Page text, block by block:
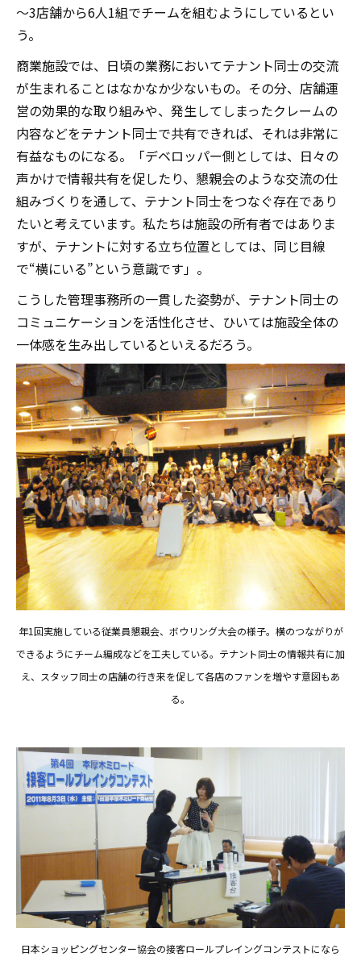
～3店舗から6人1組でチームを組むようにしているとい
う。
商業施設では、日頃の業務においてテナント同士の交流
が生まれることはなかなか少ないもの。その分、店舗運
営の効果的な取り組みや、発生してしまったクレームの
内容などをテナント同士で共有できれば、それは非常に
有益なものになる。「デベロッパー側としては、日々の
声かけで情報共有を促したり、懇親会のような交流の仕
組みづくりを通して、テナント同士をつなぐ存在であり
たいと考えています。私たちは施設の所有者ではありま
すが、テナントに対する立ち位置としては、同じ目線
で“横にいる”という意識です」。
こうした管理事務所の一貫した姿勢が、テナント同士の
コミュニケーションを活性化させ、ひいては施設全体の
一体感を生み出しているといえるだろう。
年1回実施している従業員懇親会、ボウリング大会の様子。横のつながりが
できるようにチーム編成などを工夫している。テナント同士の情報共有に加
え、スタッフ同士の店舗の行き来を促して各店のファンを増やす意図もあ
る。
日本ショッピングセンター協会の接客ロールプレイングコンテストになら